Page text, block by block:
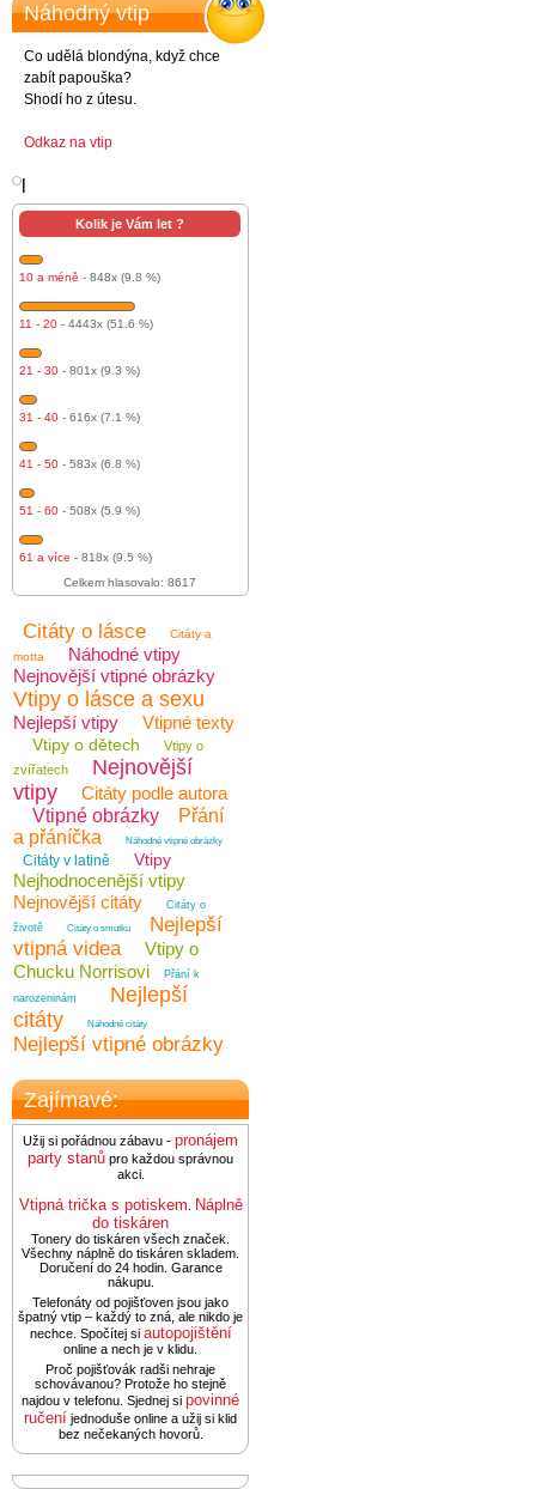
Náhodný vtip
Co udělá blondýna, když chce
zabít papouška?
Shodí ho z útesu.
Odkaz na vtip
Kolik je Vám let ?
10 a méně - 848x (9.8 %)
11 - 20 - 4443x (51.6 %)
21 - 30 - 801x (9.3 %)
31 - 40 - 616x (7.1 %)
41 - 50 - 583x (6.8 %)
51 - 60 - 508x (5.9 %)
61 a více - 818x (9.5 %)
Celkem hlasovalo: 8617
Citáty o lásce
Citáty a
motta
Náhodné vtipy
Nejnovější vtipné obrázky
Vtipy o lásce a sexu
Nejlepší vtipy Vtipné texty
Vtipy o dětech
Vtipy o
zvířatech
Nejnovější
vtipy
Citáty podle autora
Vtipné obrázky
Přání
a přáníčka
Náhodné vtipné obrázky
Citáty v latině Vtipy
Nejhodnocenější vtipy
Nejnovější citáty
Citáty o
životě
Citáty o smutku
Nejlepší
vtipná videa
Vtipy o
Chucku Norrisovi
Přání k
narozeninám
Nejlepší
citáty
Náhodné citáty
Nejlepší vtipné obrázky
Zajímavé:
Užij si pořádnou zábavu - pronájem
party stanů pro každou správnou
akci.
Vtipná trička s potiskem Náplně
do tiskáren
Tonery do tiskáren všech značek.
Všechny náplně do tiskáren skladem.
Doručení do 24 hodin. Garance
nákupu.
Telefonáty od pojišťoven jsou jako
špatný vtip – každý to zná, ale nikdo je
nechce. Spočítej si autopojištění
online a nech je v klidu.
Proč pojišťovák radši nehraje
schovávanou? Protože ho stejně
najdou v telefonu. Sjednej si povinné
ručení jednoduše online a užij si klid
bez nečekaných hovorů.